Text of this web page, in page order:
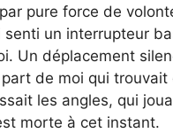
pure force de
senti un interrupteur
Un déplacement
de moi qui trouvait
les angles, qui
morte à cet instant.